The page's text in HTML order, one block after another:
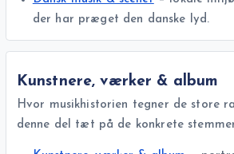
der har præget den danske lyd.
Kunstnere, værker & album
Hvor musikhistorien tegner de store
denne del tæt på de konkrete